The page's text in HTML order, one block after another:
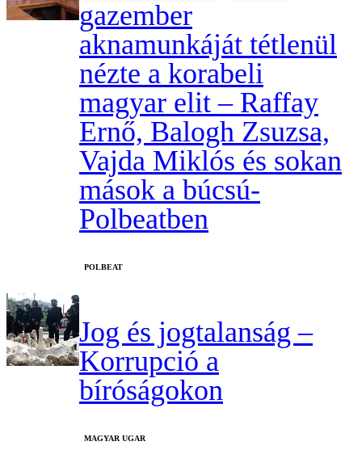
gazember
aknamunkáját tétlenül
nézte a korabeli
magyar elit – Raffay
Ernő, Balogh Zsuzsa,
Vajda Miklós és sokan
mások a búcsú-
Polbeatben
‎POLBEAT
Jog és jogtalanság –
Korrupció a
bíróságokon
MAGYAR UGAR